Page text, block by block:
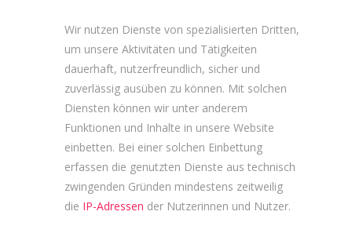
Wir nutzen Dienste von spezialisierten Dritten,
um unsere Aktivitäten und Tätigkeiten
dauerhaft, nutzerfreundlich, sicher und
zuverlässig ausüben zu können. Mit solchen
Diensten können wir unter anderem
Funktionen und Inhalte in unsere Website
einbetten. Bei einer solchen Einbettung
erfassen die genutzten Dienste aus technisch
zwingenden Gründen mindestens zeitweilig
die IP-Adressen der Nutzerinnen und Nutzer.